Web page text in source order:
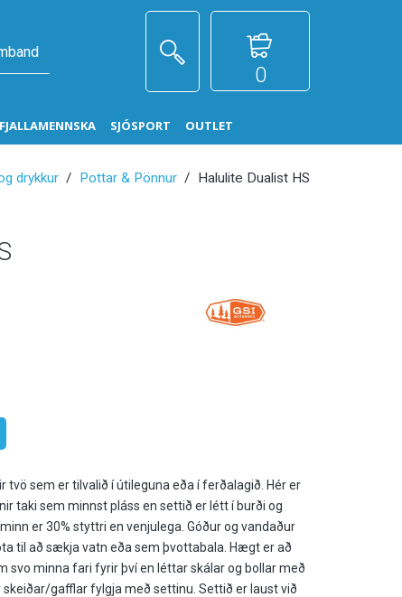
SJÓSPORT OUTLET
0
drykkur Pottar & Pönnur Halulite Dualist HS
sem er tilvalið í útileguna eða í ferðalagið. Hér er
taki sem minnst pláss en settið er létt í burði og
er 30% styttri en venjulega. Góður og vandaður
til að sækja vatn eða sem þvottabala. Hægt er að
svo minna fari fyrir því en léttar skálar og bollar með
gafflar fylgja með settinu. Settið er laust við